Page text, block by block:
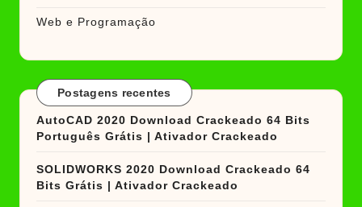
Web e Programação
Postagens recentes
AutoCAD 2020 Download Crackeado 64 Bits
Português Grátis | Ativador Crackeado
SOLIDWORKS 2020 Download Crackeado 64
Bits Grátis | Ativador Crackeado